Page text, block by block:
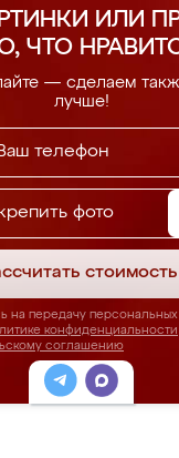
ИЛИ
ЧТО
— сделаем
лучше!
фото
стоимость
на передачу
конфиденциальности
соглашению